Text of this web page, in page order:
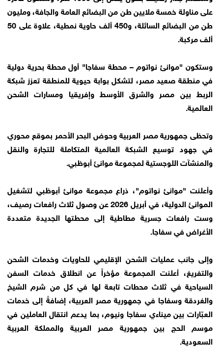
على مناولة خمسة ملايين طن من البضائع العامة والجافة، ومليون
طن من البضائع السائلة، و450 ألف حاوية نمطية، علاوة على 50
ألف مركبة.
وستكون "موانئ نواتوم – محطة سفاجا" أول محطة بحرية دولية
في منطقة صعيد مصر، لتشكل بوابة حيوية للمنطقة تعزز شبكة
الربط بين مصر والشرق الأوسط وإفريقيا ومسارات الشحن
العالمية.
وتحظى جمهورية مصر العربية وحوض البحر الأحمر بموقع محوري
في جهود توسيع الشبكة العالمية المتكاملة للتجارة والنقل
والمنشآت اللوجستية لمجموعة موانئ أبوظبي.
وأعلنت "موانئ نواتوم"، ذراع مجموعة موانئ أبوظبي لتشغيل
الموانئ الدولية، في أبريل 2026 عن وصول ثلاث رافعات رصيف،
وست رافعات جسرية مطاطية إلى محطتها الجديدة متعددة
الأغراض في سفاجا.
وإلى جانب عمليات الشحن الإقليمي للحاويات وخدمات الشحن
والتفريغ، أعلنت المجموعة مؤخراً عن انطلاق خدمات السفن
السياحية في ثلاث محطات تابعة لها في كل من شرم الشيخ
والغردقة وسفاجا في جمهورية مصر العربية، إضافةً إلى خدمات
العبّارات بين ميناءي سفاجا ونيوم، بما يدعم انتقال العاملين في
موسم الحج بين جمهورية مصر العربية والمملكة العربية
السعودية.